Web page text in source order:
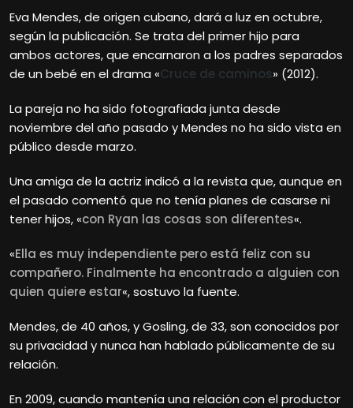
Eva Mendes, de origen cubano, dará a luz en octubre,
según la publicación. Se trata del primer hijo para
ambos actores, que encarnaron a los padres separados
de un bebé en el drama «Cruce de caminos» (2012).
La pareja no ha sido fotografiada junta desde
noviembre del año pasado y Mendes no ha sido vista en
público desde marzo.
Una amiga de la actriz indicó a la revista que, aunque en
el pasado comentó que no tenía planes de casarse ni
tener hijos, «con Ryan las cosas son diferentes«.
«Ella es muy independiente pero está feliz con su
compañero. Finalmente ha encontrado a alguien con
quien quiere estar«, sostuvo la fuente.
Mendes, de 40 años, y Gosling, de 33, son conocidos por
su privacidad y nunca han hablado públicamente de su
relación.
En 2009, cuando mantenía una relación con el productor